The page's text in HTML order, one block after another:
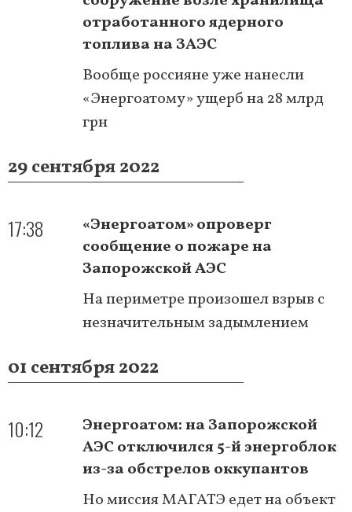
отработанного ядерного
топлива на ЗАЭС
Вообще россияне уже нанесли
«Энергоатому» ущерб на 28 млрд
грн
29 сентября 2022
17:38
«Энергоатом» опроверг
сообщение о пожаре на
Запорожской АЭС
На периметре произошел взрыв с
незначительным задымлением
01 сентября 2022
10:12
Энергоатом: на Запорожской
АЭС отключился 5-й энергоблок
из-за обстрелов оккупантов
Но миссия МАГАТЭ едет на объект